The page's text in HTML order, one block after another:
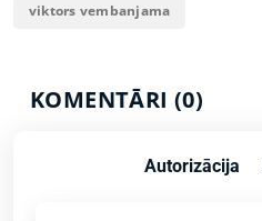
viktors vembanjama
KOMENTĀRI (0)
Autorizācija